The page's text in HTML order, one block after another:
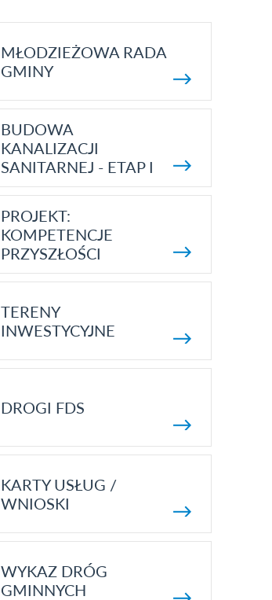
MŁODZIEŻOWA RADA
GMINY
BUDOWA
KANALIZACJI
SANITARNEJ - ETAP I
PROJEKT:
KOMPETENCJE
PRZYSZŁOŚCI
TERENY
INWESTYCYJNE
DROGI FDS
KARTY USŁUG /
WNIOSKI
WYKAZ DRÓG
GMINNYCH